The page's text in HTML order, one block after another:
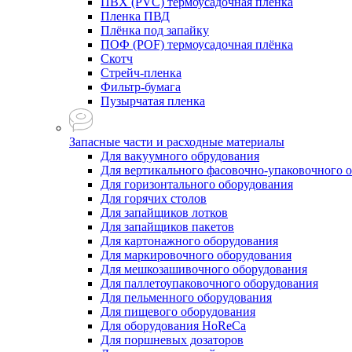
Пленка ПВД
Плёнка под запайку
ПОФ (POF) термоусадочная плёнка
Скотч
Стрейч-пленка
Фильтр-бумага
Пузырчатая пленка
Запасные части и расходные материалы
Для вакуумного обрудования
Для вертикального фасовочно-упаковочного
Для горизонтального оборудования
Для горячих столов
Для запайщиков лотков
Для запайщиков пакетов
Для картонажного оборудования
Для маркировочного оборудования
Для мешкозашивочного оборудования
Для паллетоупаковочного оборудования
Для пельменного оборудования
Для пищевого оборудования
Для оборудования HoReCa
Для поршневых дозаторов